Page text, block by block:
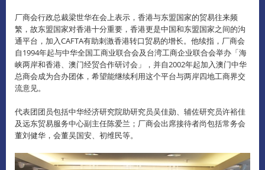
厂商会行政总裁梁世华在会上表示，香港与东盟国家的贸易往来频
繁，故东盟国家对香港十分重要，香港更是中国和东盟国家之间的沟
通平台，加入CAFTA有助刺激香港转口贸易的增长。他续指，厂商会
自1994年起与中华全国工商业联合会及台湾工商企业联合会举办「海
峡两岸和香港、澳门经贸合作研讨会」，并自2002年起加入澳门中华
总商会成为合办团体，希望能继续利用这个平台与两岸四地工商界交
流意见。
代表团团员包括中华经济研究院助研究员吴佳勋、辅佐研究员许裕佳
及远东贸易服务中心副主任陈爱兰；厂商会出席接待者尚包括常务会
董刘健华，会董吴国安、初维民等。